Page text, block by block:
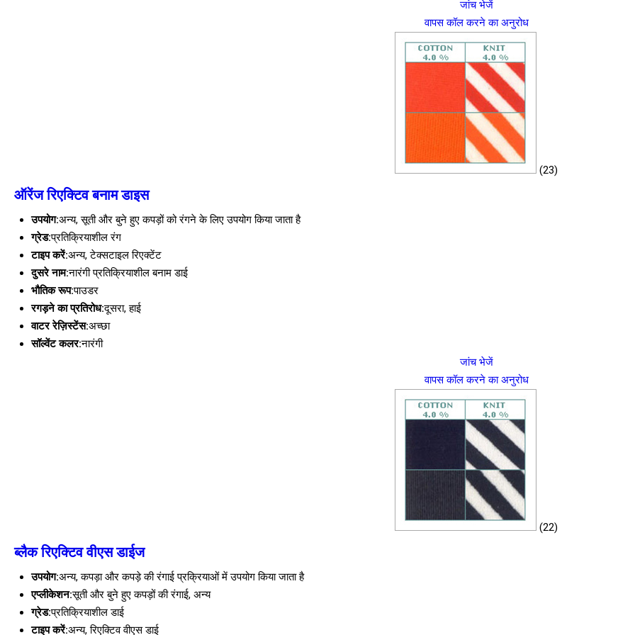
जांच भेजें
वापस कॉल करने का अनुरोध
(23)
ऑरेंज रिएक्टिव बनाम डाइस
उपयोग:अन्य, सूती और बुने हुए कपड़ों को रंगने के लिए उपयोग किया जाता है
ग्रेड:प्रतिक्रियाशील रंग
टाइप करें:अन्य, टेक्सटाइल रिएक्टेंट
दुसरे नाम:नारंगी प्रतिक्रियाशील बनाम डाई
भौतिक रूप:पाउडर
रगड़ने का प्रतिरोध:दूसरा, हाई
वाटर रेज़िस्टेंस:अच्छा
सॉल्वेंट कलर:नारंगी
जांच भेजें
वापस कॉल करने का अनुरोध
(22)
ब्लैक रिएक्टिव वीएस डाईज
उपयोग:अन्य, कपड़ा और कपड़े की रंगाई प्रक्रियाओं में उपयोग किया जाता है
एप्लीकेशन:सूती और बुने हुए कपड़ों की रंगाई, अन्य
ग्रेड:प्रतिक्रियाशील डाई
टाइप करें:अन्य, रिएक्टिव वीएस डाई